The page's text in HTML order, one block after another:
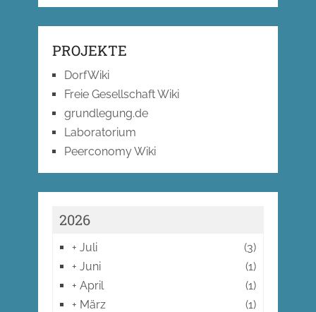
PROJEKTE
DorfWiki
Freie Gesellschaft Wiki
grundlegung.de
Laboratorium
Peerconomy Wiki
2026
+ Juli
(3)
+ Juni
(1)
+ April
(1)
+ März
(1)